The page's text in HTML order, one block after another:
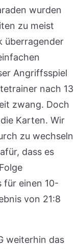
wurden
zu meist
überragender
Angriffsspiel
nach 13
zwang. Doch
Karten. Wir
zu wechseln
dass es
für einen 10-
von 21:8
weiterhin das